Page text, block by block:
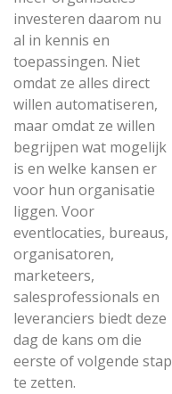
investeren daarom nu
al in kennis en
toepassingen. Niet
omdat ze alles direct
willen automatiseren,
maar omdat ze willen
begrijpen wat mogelijk
is en welke kansen er
voor hun organisatie
liggen. Voor
eventlocaties, bureaus,
organisatoren,
marketeers,
salesprofessionals en
leveranciers biedt deze
dag de kans om die
eerste of volgende stap
te zetten.